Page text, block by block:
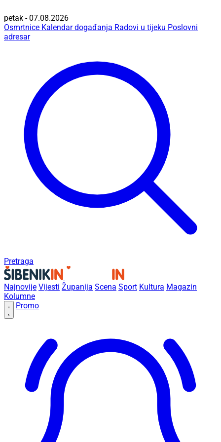
petak - 07.08.2026
Osmrtnice Kalendar događanja Radovi u tijeku Poslovni
adresar
Pretraga
Najnovije Vijesti Županija Scena Sport Kultura Magazin
Kolumne
Promo